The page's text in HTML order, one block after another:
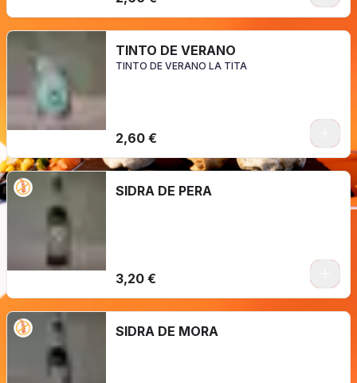
TINTO DE VERANO
TINTO DE VERANO LA TITA
2,60 €
SIDRA DE PERA
3,20 €
SIDRA DE MORA